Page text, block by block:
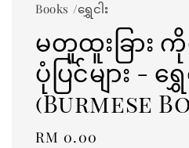
Books /ရွှေငါး
မတူထူးခြား ကို
ပုံပြင်များ - ရွှေ
(Burmese
Regular
RM 0.00